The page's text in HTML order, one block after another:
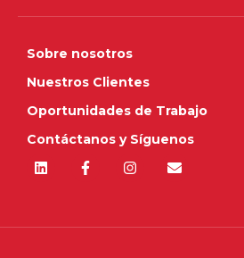
Sobre nosotros
Nuestros Clientes
Oportunidades de Trabajo
Contáctanos y Síguenos